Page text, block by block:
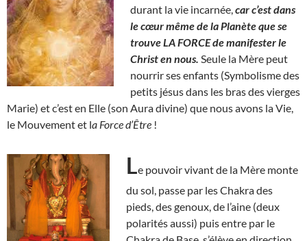
durant la vie incarnée, car c’est dans
le cœur même de la Planète que se
trouve LA FORCE de manifester le
Christ en nous. Seule la Mère peut
nourrir ses enfants (Symbolisme des
petits jésus dans les bras des vierges
Marie) et c’est en Elle (son Aura divine) que nous avons la Vie,
le Mouvement et la Force d’Être !
Le pouvoir vivant de la Mère monte
du sol, passe par les Chakra des
pieds, des genoux, de l’aine (deux
polarités aussi) puis entre par le